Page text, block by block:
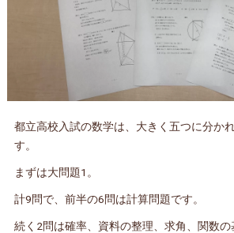
都立高校入試の数学は、大きく五つに分か
す。
まずは大問題1。
計9問で、前半の6問は計算問題です。
続く2問は確率、資料の整理、求角、関数の